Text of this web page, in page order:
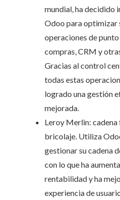
mundial, ha decidido
Odoo para optimizar
operaciones de punto
compras, CRM y
Gracias al control
todas estas
logrado una gestión
mejorada.
Leroy Merlin: cadena
bricolaje. Utiliza
gestionar su cadena
con lo que ha
rentabilidad y ha
experiencia de